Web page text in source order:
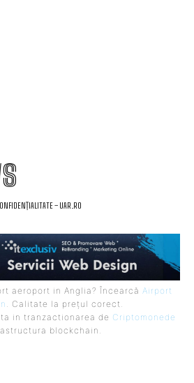
– UAR.RO
aeroport in Anglia? Încearcă Airport
. Calitate la prețul corect.
in tranzactionarea de Criptomonede
blockchain.